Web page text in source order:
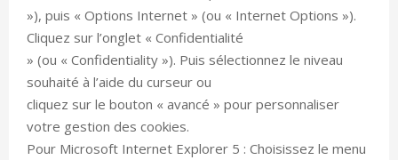
»), puis « Options Internet » (ou « Internet Options »).
Cliquez sur l’onglet « Confidentialité
» (ou « Confidentiality »). Puis sélectionnez le niveau
souhaité à l’aide du curseur ou
cliquez sur le bouton « avancé » pour personnaliser
votre gestion des cookies.
Pour Microsoft Internet Explorer 5 : Choisissez le menu